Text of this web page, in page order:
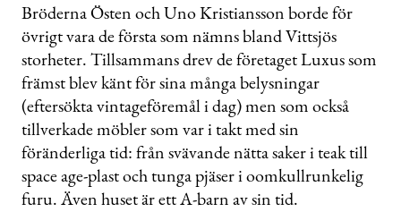
Bröderna Östen och Uno Kristiansson borde för
övrigt vara de första som nämns bland Vittsjös
storheter. Tillsammans drev de företaget Luxus som
främst blev känt för sina många belysningar
(eftersökta vintageföremål i dag) men som också
tillverkade möbler som var i takt med sin
föränderliga tid: från svävande nätta saker i teak till
space age-plast och tunga pjäser i oomkullrunkelig
furu. Även huset är ett A-barn av sin tid.